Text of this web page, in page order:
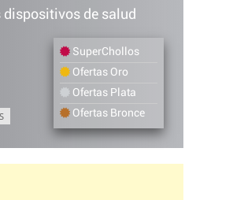
de salud
SuperChollos
Ofertas Oro
Ofertas Plata
Ofertas Bronce